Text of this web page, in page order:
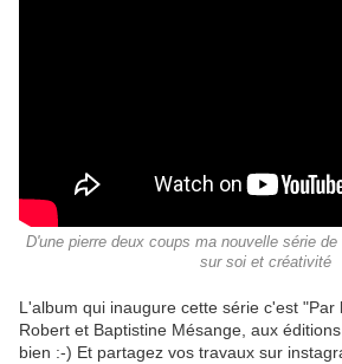
D'une pierre deux coups ma nouvelle série
sur soi et créativité
L'album qui inaugure cette série c'est "Par
Robert et Baptistine Mésange, aux
bien :-) Et partagez vos travaux sur